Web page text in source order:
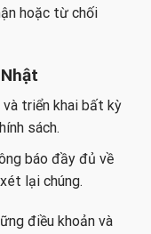
hoặc từ chối
triển khai bất kỳ
sách.
báo đầy đủ về
lại chúng.
điều khoản và